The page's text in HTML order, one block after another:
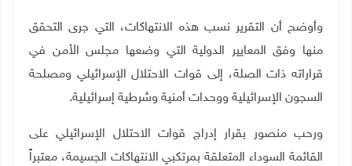
وأوضح أن التقرير نسب هذه الانتهاكات، التي جرى التحقق
منها وفق المعايير الدولية التي وضعها مجلس الأمن في
قراراته ذات الصلة، إلى قوات الاحتلال الإسرائيلي ومصلحة
السجون الإسرائيلية ووحدات أمنية وشرطية إسرائيلية.
ورحب منصور بقرار إدراج قوات الاحتلال الإسرائيلي على
القائمة السوداء المتعلقة بمرتكبي الانتهاكات الجسيمة، معتبراً